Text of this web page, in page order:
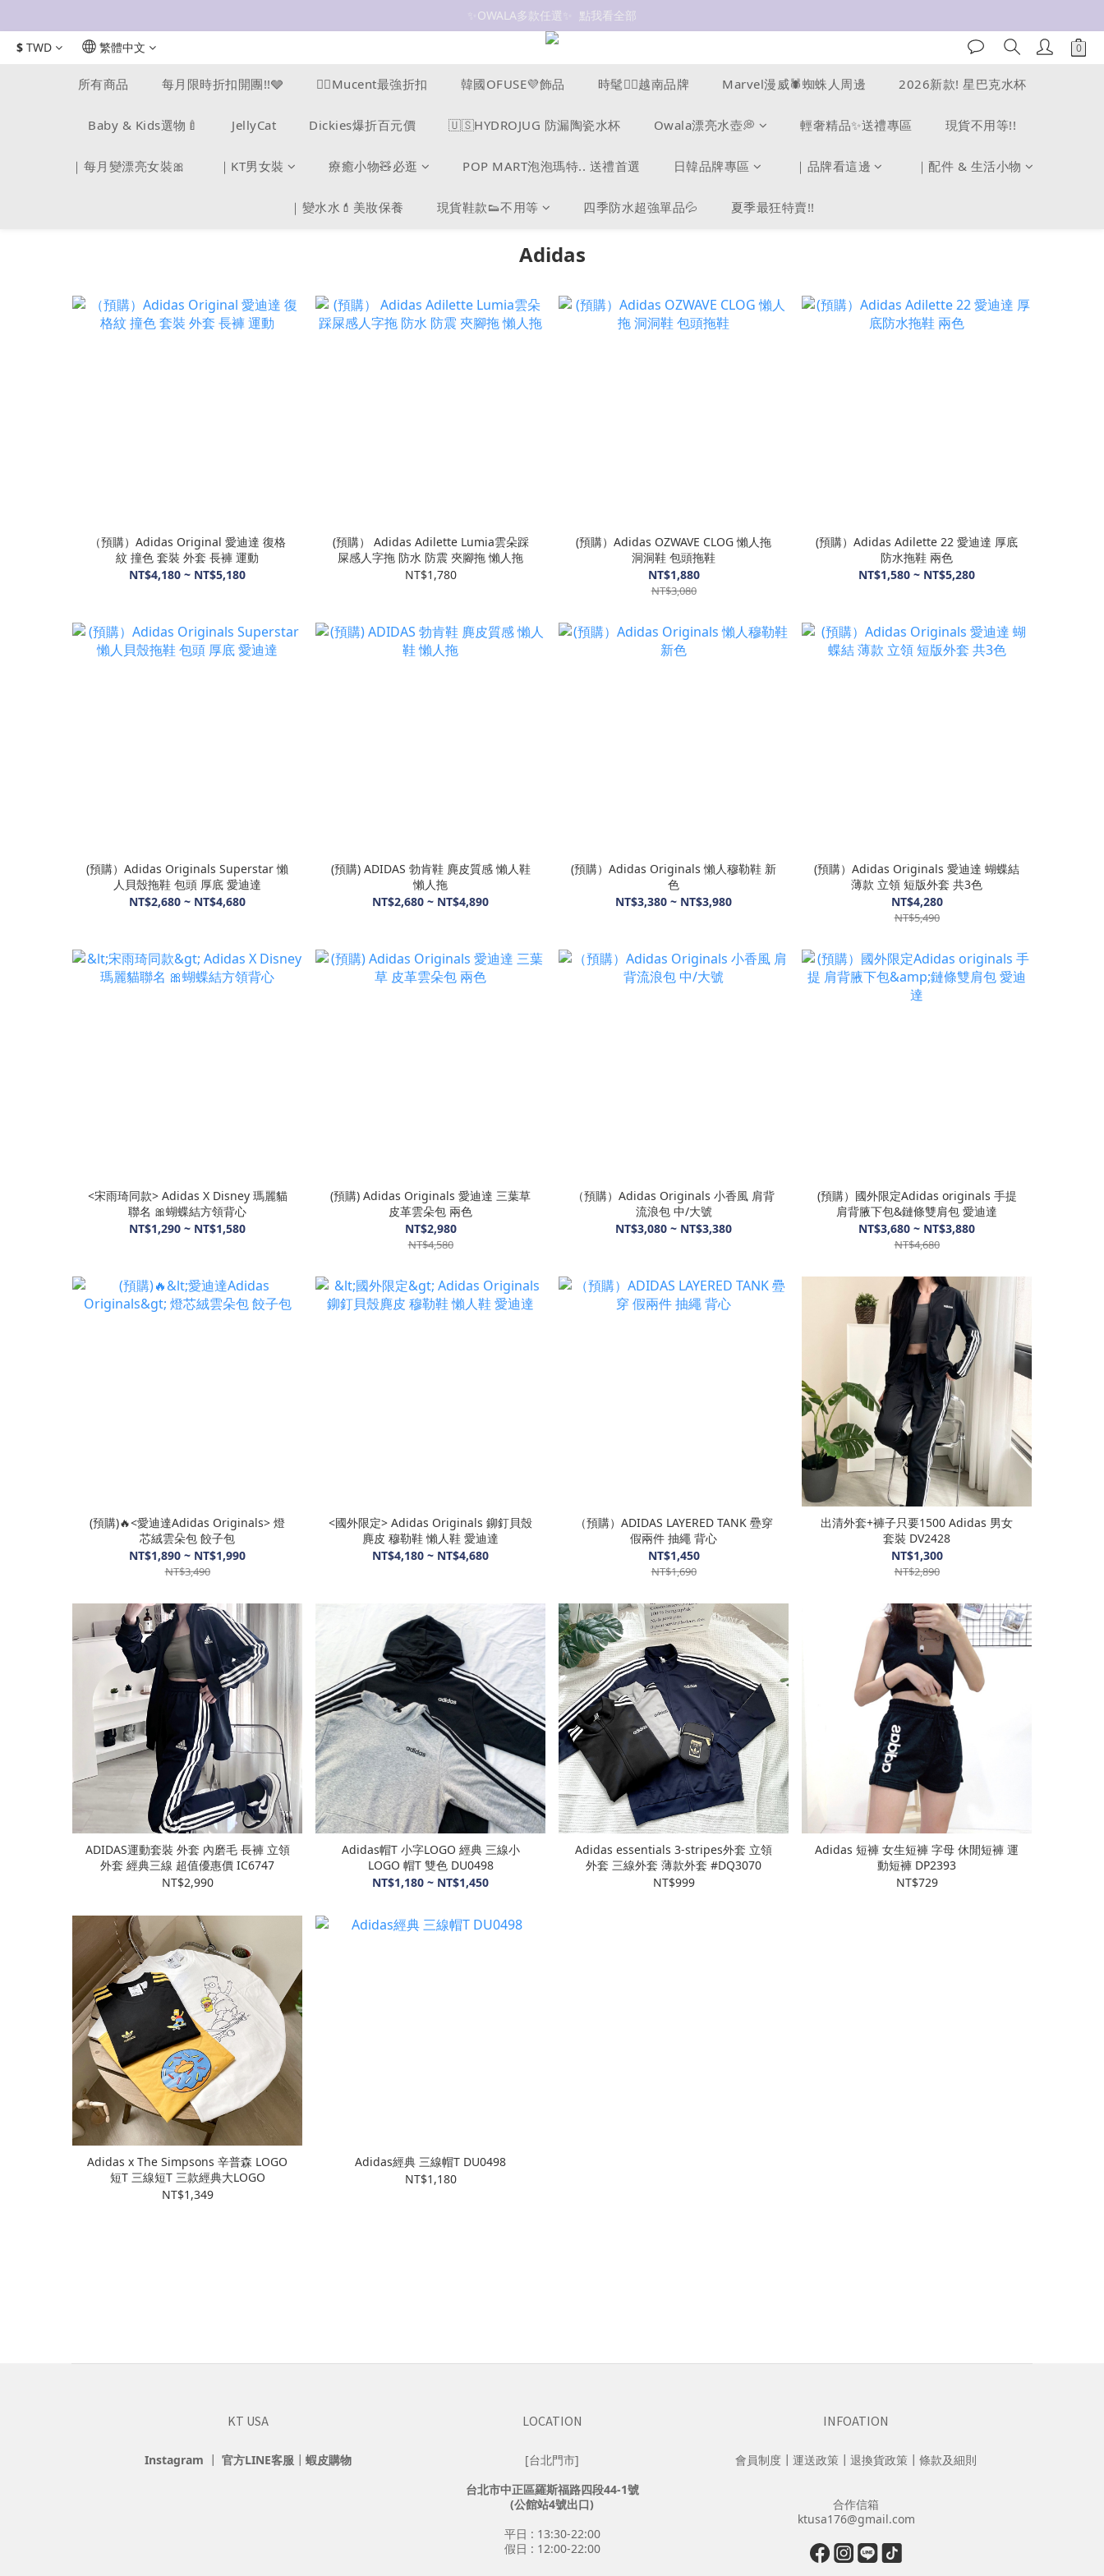
抗UV 50+防曬外套 $299🧊🧊
✨OWALA多款任選✨  點我看全部
抗UV 50+防曬外套 $299🧊🧊
$ TWD 繁體中文
所有商品 每月限時折扣開團!!🩶 ❤️‍🔥Mucent最強折扣 韓國OFUSE💜飾品 時髦❤️‍🔥越南品牌 Marvel漫威🕷️蜘蛛人周邊 2026新款! 星巴克水杯
Baby & Kids選物🍼 JellyCat Dickies爆折百元價 🇺🇸HYDROJUG 防漏陶瓷水杯 Owala漂亮水壺💭 輕奢精品✨送禮專區 現貨不用等!!
｜每月變漂亮女裝🎀 ｜KT男女裝 療癒小物🧸必逛 POP MART泡泡瑪特.. 送禮首選 日韓品牌專區 ｜品牌看這邊 ｜配件 & 生活小物
｜變水水💄美妝保養 現貨鞋款👟不用等 四季防水超強單品💦 夏季最狂特賣!!
Adidas
（預購）Adidas Original 愛迪達 復格
紋 撞色 套裝 外套 長褲 運動
NT$4,180 ~ NT$5,180
(預購） Adidas Adilette Lumia雲朵踩
屎感人字拖 防水 防震 夾腳拖 懶人拖
NT$1,780
(預購）Adidas OZWAVE CLOG 懶人拖
洞洞鞋 包頭拖鞋
NT$1,880
NT$3,080
(預購）Adidas Adilette 22 愛迪達 厚底
防水拖鞋 兩色
NT$1,580 ~ NT$5,280
(預購）Adidas Originals Superstar 懶
人貝殼拖鞋 包頭 厚底 愛迪達
NT$2,680 ~ NT$4,680
(預購) ADIDAS 勃肯鞋 麂皮質感 懶人鞋
懶人拖
NT$2,680 ~ NT$4,890
(預購）Adidas Originals 懶人穆勒鞋 新
色
NT$3,380 ~ NT$3,980
(預購）Adidas Originals 愛迪達 蝴蝶結
薄款 立領 短版外套 共3色
NT$4,280
NT$5,490
<宋雨琦同款> Adidas X Disney 瑪麗貓
聯名 🎀蝴蝶結方領背心
NT$1,290 ~ NT$1,580
(預購) Adidas Originals 愛迪達 三葉草
皮革雲朵包 兩色
NT$2,980
NT$4,580
（預購）Adidas Originals 小香風 肩背
流浪包 中/大號
NT$3,080 ~ NT$3,380
(預購）國外限定Adidas originals 手提
肩背腋下包&鏈條雙肩包 愛迪達
NT$3,680 ~ NT$3,880
NT$4,680
(預購)🔥<愛迪達Adidas Originals> 燈
芯絨雲朵包 餃子包
NT$1,890 ~ NT$1,990
NT$3,490
<國外限定> Adidas Originals 鉚釘貝殼
麂皮 穆勒鞋 懶人鞋 愛迪達
NT$4,180 ~ NT$4,680
（預購）ADIDAS LAYERED TANK 疉穿
假兩件 抽繩 背心
NT$1,450
NT$1,690
出清外套+褲子只要1500 Adidas 男女
套裝 DV2428
NT$1,300
NT$2,890
ADIDAS運動套裝 外套 內磨毛 長褲 立領
外套 經典三線 超值優惠價 IC6747
NT$2,990
Adidas帽T 小字LOGO 經典 三線小
LOGO 帽T 雙色 DU0498
NT$1,180 ~ NT$1,450
Adidas essentials 3-stripes外套 立領
外套 三線外套 薄款外套 #DQ3070
NT$999
Adidas 短褲 女生短褲 字母 休閒短褲 運
動短褲 DP2393
NT$729
Adidas x The Simpsons 辛普森 LOGO
短T 三線短T 三款經典大LOGO
NT$1,349
Adidas經典 三線帽T DU0498
NT$1,180
KT USA
Instagram ┃ 官方LINE客服 ┃ 蝦皮購物
LOCATION
[台北門市]
台北市中正區羅斯福路四段44-1號
(公館站4號出口)
平日 : 13:30-22:00
假日 : 12:00-22:00
INFOATION
會員制度 ┃ 運送政策 ┃ 退換貨政策 ┃ 條款及細則
合作信箱
ktusa176@gmail.com